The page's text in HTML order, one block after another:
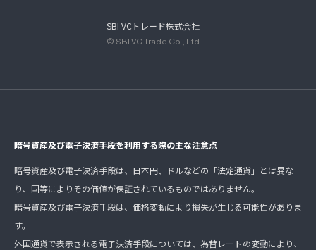
SBI VCトレード株式会社
© SBI VC Trade Co., Ltd.
暗号資産及び電子決済手段を利用する際の主な注意点
暗号資産及び電子決済手段は、日本円、ドルなどの「法定通貨」とは異な
り、国等によりその価値が保証されているものではありません。
暗号資産及び電子決済手段は、価格変動により損失が生じる可能性がありま
す。
外国通貨で表示される電子決済手段については、為替レートの変動により、